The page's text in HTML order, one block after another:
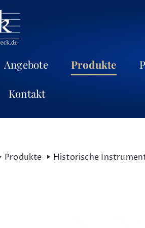
Angebote Produkte
Kontakt
Produkte Historische